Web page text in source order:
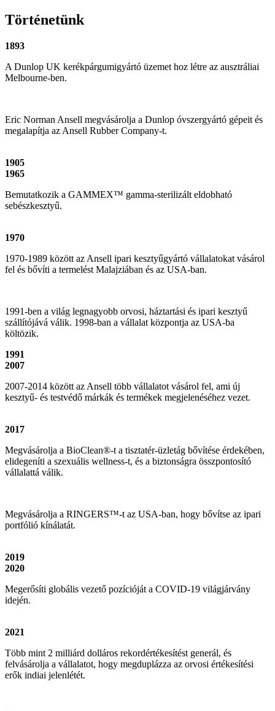
Történetünk
1893
A Dunlop UK kerékpárgumigyártó üzemet hoz létre az ausztráliai
Melbourne-ben.
Eric Norman Ansell megvásárolja a Dunlop óvszergyártó gépeit és
megalapítja az Ansell Rubber Company-t.
1905
1965
Bemutatkozik a GAMMEX™ gamma-sterilizált eldobható
sebészkesztyű.
1970
1970-1989 között az Ansell ipari kesztyűgyártó vállalatokat vásárol
fel és bővíti a termelést Malajziában és az USA-ban.
1991-ben a világ legnagyobb orvosi, háztartási és ipari kesztyű
szállítójává válik. 1998-ban a vállalat központja az USA-ba
költözik.
1991
2007
2007-2014 között az Ansell több vállalatot vásárol fel, ami új
kesztyű- és testvédő márkák és termékek megjelenéséhez vezet.
2017
Megvásárolja a BioClean®-t a tisztatér-üzletág bővítése érdekében,
elidegeníti a szexuális wellness-t, és a biztonságra összpontosító
vállalattá válik.
Megvásárolja a RINGERS™-t az USA-ban, hogy bővítse az ipari
portfólió kínálatát.
2019
2020
Megerősíti globális vezető pozícióját a COVID-19 világjárvány
idején.
2021
Több mint 2 milliárd dolláros rekordértékesítést generál, és
felvásárolja a vállalatot, hogy megduplázza az orvosi értékesítési
erők indiai jelenlétét.